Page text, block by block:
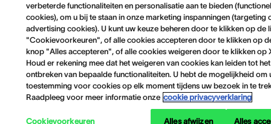
verbeterde functionaliteiten en personalisatie aan te bieden
cookies), om u bij te staan in onze marketing inspanningen (targeting
advertising cookies). U kunt uw keuze beheren door te klikken op de
"Cookievoorkeuren", of alle cookies accepteren door te klikken op
knop "Alles accepteren", of alle cookies weigeren door te klikken op
Houd er rekening mee dat het weigeren van cookies kan leiden tot het
ontbreken van bepaalde functionaliteiten. U hebt de mogelijkheid om
toestemming voor cookies op elk moment tijdens uw bezoek in te
Raadpleeg voor meer informatie onze cookie privacyverklaring
Cookievoorkeuren Alles afwijzen Alles